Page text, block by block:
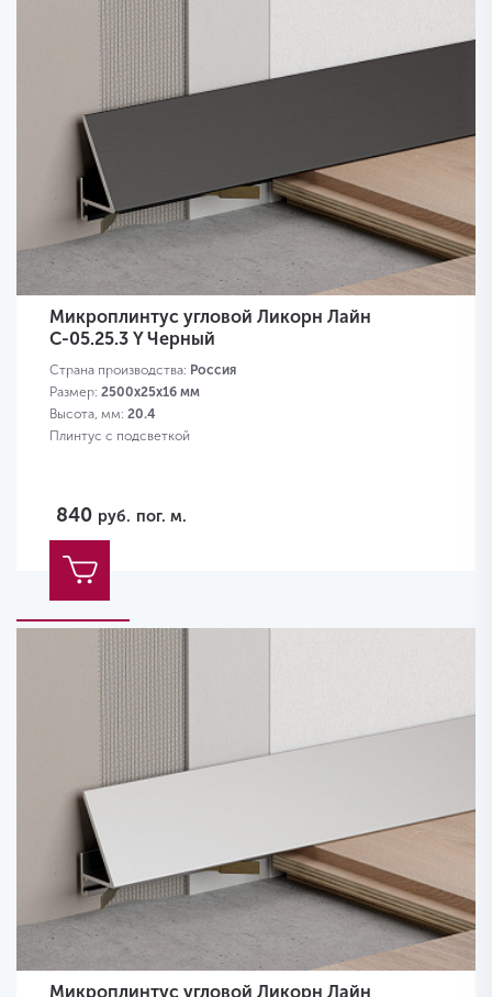
Микроплинтус угловой Ликорн Лайн
С-05.25.3 Y Черный
Страна производства: Россия
Размер: 2500x25x16 мм
Высота, мм: 20.4
Плинтус с подсветкой
840 руб. пог. м.
Микроплинтус угловой Ликорн Лайн